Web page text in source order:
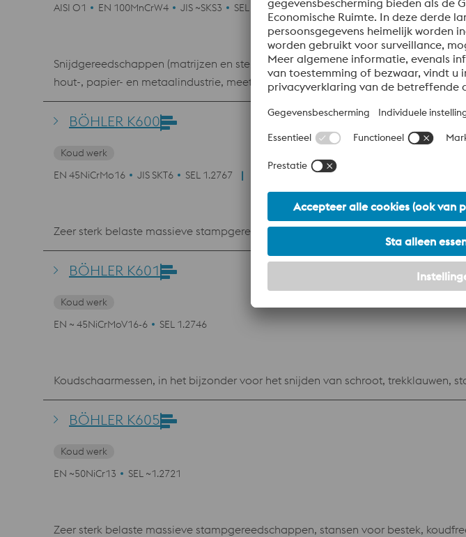
AISI O1
EN 100MnCrW4 JIS ~SKS3 SEL 1.2510 UNS T31501 ASTM A681 EN ISO
Snijdgereedschappen (matrijzen en stempels), stansgereedschappen,
hout-, papier- en metaalindustrie, meetwerktuigen, kunststofmatrijzen.
BÖHLER K600
Koud werk
EN 45NiCrMo16
JIS SKT6 SEL 1.2767
Zeer sterk belaste massieve stampgereedschappen, stansen voor bestek,
BÖHLER K601
Koud werk
EN ~ 45NiCrMoV16-6
SEL 1.2746
Koudschaarmessen, in het bijzonder voor het snijden van schroot, trekklauwen,
BÖHLER K605
Koud werk
EN ~50NiCr13
SEL ~1.2721
Zeer sterk belaste massieve stampgereedschappen, stansen voor bestek,